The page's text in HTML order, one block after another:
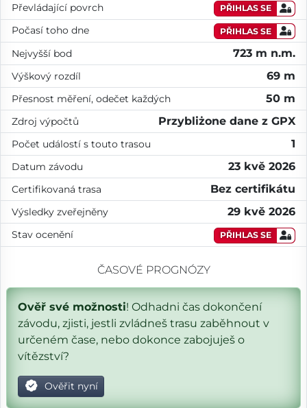
Převládající povrch PŘIHLAS SE
Počasí toho dne PŘIHLAS SE
Nejvyšší bod 723 m n.m.
Výškový rozdíl 69 m
Přesnost měření, odečet každých 50 m
Zdroj výpočtů Przybliżone dane z GPX
Počet událostí s touto trasou 1
Datum závodu 23 kvě 2026
Certifikovaná trasa Bez certifikátu
Výsledky zveřejněny 29 kvě 2026
Stav ocenění PŘIHLAS SE
ČASOVÉ PROGNÓZY
Ověř své možnosti! Odhadni čas dokončení
závodu, zjisti, jestli zvládneš trasu zaběhnout v
určeném čase, nebo dokonce zabojuješ o
vítězství?
Ověřit nyní